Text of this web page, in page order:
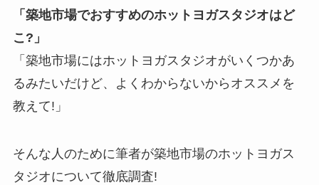
「築地市場でおすすめのホットヨガスタジオはど
こ?」
「築地市場にはホットヨガスタジオがいくつかあ
るみたいだけど、よくわからないからオススメを
教えて!」
そんな人のために筆者が築地市場のホットヨガス
タジオについて徹底調査!